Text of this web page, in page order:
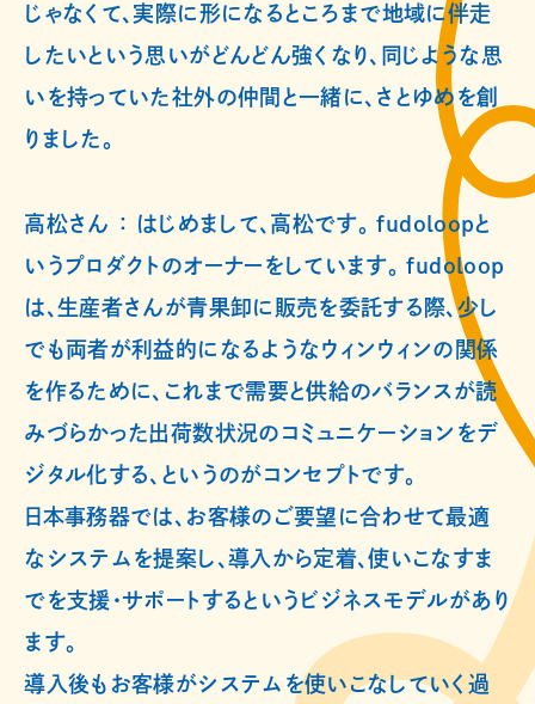
じゃなくて、実際に形になるところまで地域に伴走
したいという思いがどんどん強くなり、同じような思
いを持っていた社外の仲間と一緒に、さとゆめを創
りました。
高松さん ： はじめまして、高松です。 fudoloopと
いうプロダクトのオーナーをしています。 fudoloop
は、生産者さんが青果卸に販売を委託する際、少し
でも両者が利益的になるようなウィンウィンの関係
を作るために、これまで需要と供給のバランスが読
みづらかった出荷数状況のコミュニケーションをデ
ジタル化する、というのがコンセプトです。
日本事務器では、お客様のご要望に合わせて最適
なシステムを提案し、導入から定着、使いこなすま
でを支援・サポートするというビジネスモデルがあり
ます。
導入後もお客様がシステムを使いこなしていく過